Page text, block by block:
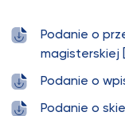
Podanie o
magisterskiej
Podanie o
Podanie o